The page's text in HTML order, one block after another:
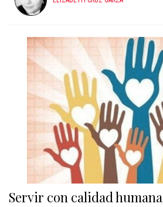
Servir con calidad humana